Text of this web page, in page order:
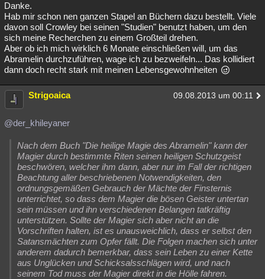
Danke.
Hab mir schon nen ganzen Stapel an Büchern dazu bestellt. Viele
davon soll Crowley bei seinen "Studien" benutzt haben, um den
sich meine Recherchen zu einem Großteil drehen.
Aber ob ich mich wirklich 6 Monate einschließen will, um das
Abramelin durchzuführen, wage ich zu bezweifeln... Das kollidiert
dann doch recht stark mit meinen Lebensgewohnheiten
Strigoaica 09.08.2013 um 00:11
@der_khileyaner
Nach dem Buch "Die heilige Magie des Abramelin" kann der
Magier durch bestimmte Riten seinen heiligen Schutzgeist
beschwören, welcher ihm dann, aber nur im Fall der richtigen
Beachtung aller beschriebenen Notwendigkeiten, den
ordnungsgemäßen Gebrauch der Mächte der Finsternis
unterrichtet, so dass dem Magier die bösen Geister untertan
sein müssen und ihn verschiedenen Belangen tatkräftig
unterstützen. Sollte der Magier sich aber nicht an die
Vorschriften halten, ist es unausweichlich, dass er selbst den
Satansmächten zum Opfer fällt. Die Folgen machen sich unter
anderem dadurch bemerkbar, dass sein Leben zu einer Kette
aus Unglücken und Schicksalsschlägen wird, und nach
seinem Tod muss der Magier direkt in die Hölle fahren.